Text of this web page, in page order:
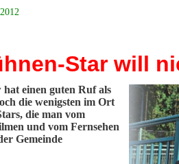
Star will
einen guten Ruf als
die wenigsten im Ort
die man vom
und vom Fernsehen
Gemeinde